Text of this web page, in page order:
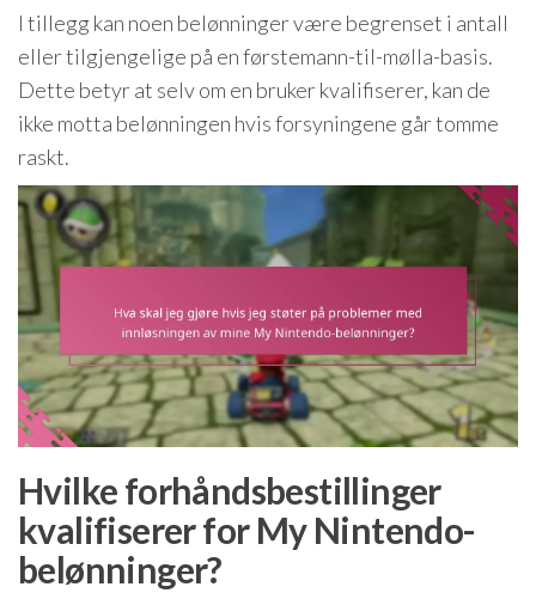
I tillegg kan noen belønninger være begrenset i antall
eller tilgjengelige på en førstemann-til-mølla-basis.
Dette betyr at selv om en bruker kvalifiserer, kan de
ikke motta belønningen hvis forsyningene går tomme
raskt.
Hvilke forhåndsbestillinger
kvalifiserer for My Nintendo-
belønninger?